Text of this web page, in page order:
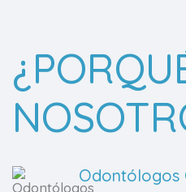
Odontólogos